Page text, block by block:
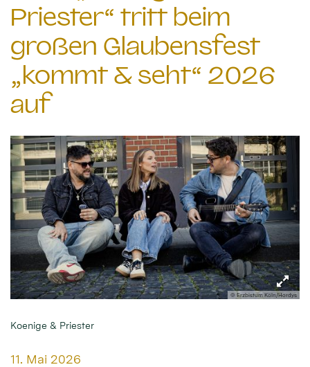
Priester“ tritt beim
großen Glaubensfest
„kommt & seht“ 2026
auf
© Erzbistum Köln/Hordys
Koenige & Priester
Datum:
11. Mai 2026